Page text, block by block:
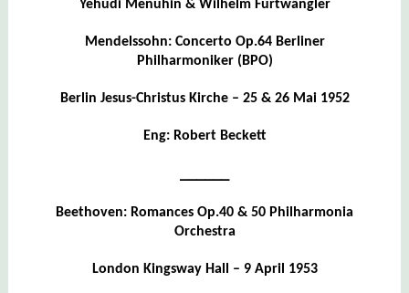
Yehudi Menuhin & Wilhelm Furtwängler
Mendelssohn: Concerto Op.64 Berliner
Philharmoniker (BPO)
Berlin Jesus-Christus Kirche – 25 & 26 Mai 1952
Eng: Robert Beckett
Beethoven: Romances Op.40 & 50 Philharmonia
Orchestra
London Kingsway Hall – 9 April 1953